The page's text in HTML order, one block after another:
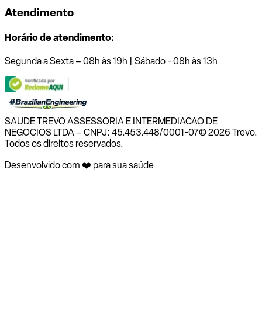
Atendimento
Horário de atendimento:
Segunda a Sexta – 08h às 19h | Sábado - 08h às 13h
SAUDE TREVO ASSESSORIA E INTERMEDIACAO DE
NEGOCIOS LTDA – CNPJ: 45.453.448/0001-07© 2026 Trevo.
Todos os direitos reservados.
Desenvolvido com ❤️ para sua saúde